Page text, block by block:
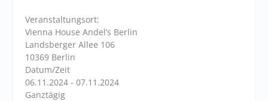
Veranstaltungsort:
Vienna House Andel’s Berlin
Landsberger Allee 106
10369 Berlin
Datum/Zeit
06.11.2024 - 07.11.2024
Ganztägig